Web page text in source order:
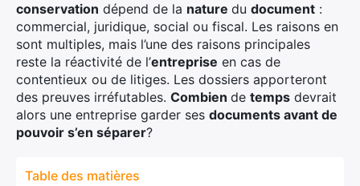
conservation dépend de la nature du document :
commercial, juridique, social ou fiscal. Les raisons en
sont multiples, mais l’une des raisons principales
reste la réactivité de l’entreprise en cas de
contentieux ou de litiges. Les dossiers apporteront
des preuves irréfutables. Combien de temps devrait
alors une entreprise garder ses documents avant de
pouvoir s’en séparer?
Table des matières